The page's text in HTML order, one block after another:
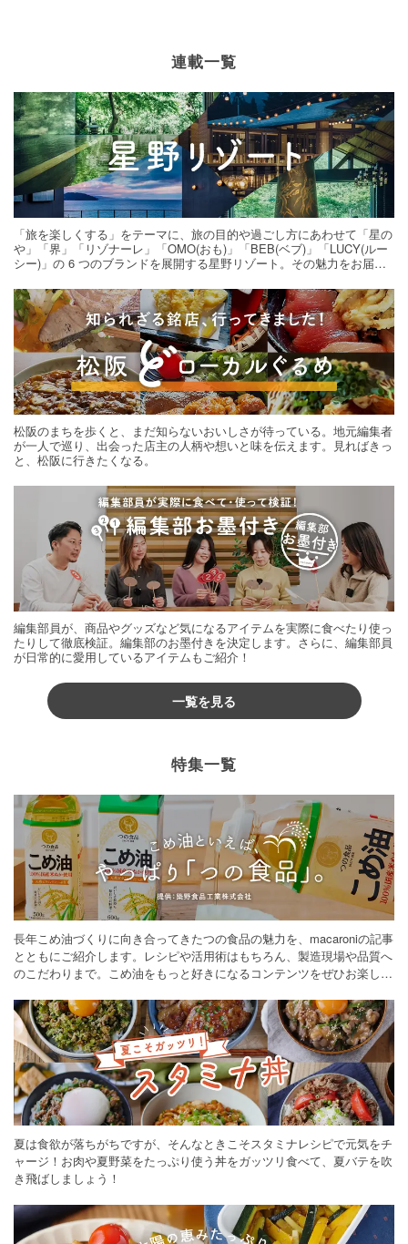
連載一覧
「旅を楽しくする」をテーマに、旅の目的や過ごし方にあわせて「星の
や」「界」「リゾナーレ」「OMO(おも)」「BEB(ベブ)」「LUCY(ルー
シー)」の 6 つのブランドを展開する星野リゾート。その魅力をお届け
松阪のまちを歩くと、まだ知らないおいしさが待っている。地元編集者
が一人で巡り、出会った店主の人柄や想いと味を伝えます。見ればきっ
と、松阪に行きたくなる。
編集部員が、商品やグッズなど気になるアイテムを実際に食べたり使っ
たりして徹底検証。編集部のお墨付きを決定します。さらに、編集部員
が日常的に愛用しているアイテムもご紹介！
一覧を見る
特集一覧
長年こめ油づくりに向き合ってきたつの食品の魅力を、macaroniの記事
とともにご紹介します。レシピや活用術はもちろん、製造現場や品質へ
のこだわりまで。こめ油をもっと好きになるコンテンツをぜひお楽しみ
夏は食欲が落ちがちですが、そんなときこそスタミナレシピで元気をチ
ャージ！お肉や夏野菜をたっぷり使う丼をガッツリ食べて、夏バテを吹
き飛ばしましょう！